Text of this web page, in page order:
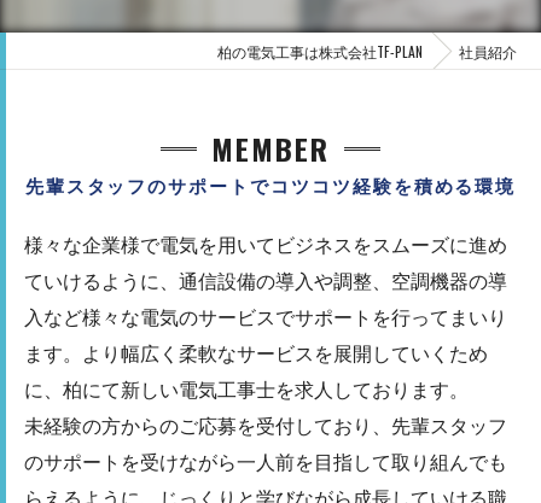
柏の電気工事は株式会社TF-PLAN 社員紹介
先輩スタッフのサポートでコツコツ経験を積める環境
MEMBER
様々な企業様で電気を用いてビジネスをスムーズに進め
ていけるように、通信設備の導入や調整、空調機器の導
入など様々な電気のサービスでサポートを行ってまいり
ます。より幅広く柔軟なサービスを展開していくため
に、柏にて新しい電気工事士を求人しております。
未経験の方からのご応募を受付しており、先輩スタッフ
のサポートを受けながら一人前を目指して取り組んでも
らえるように、じっくりと学びながら成長していける職